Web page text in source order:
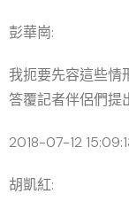
彭華崗:
我扼要先容這些情
答覆記者伴侶們提
2018-07-12
胡凱紅: